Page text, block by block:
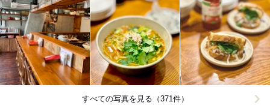
すべての写真を見る（371件）